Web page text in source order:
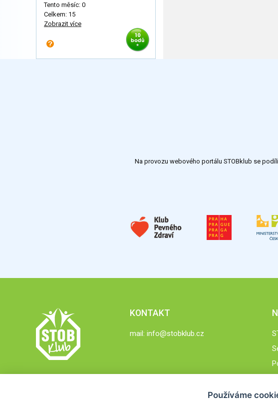
Tento měsíc: 0
Celkem: 15
Zobrazit více
Na provozu webového portálu STOBklub se
KONTAKT
mail: info@stobklub.cz
Používáme